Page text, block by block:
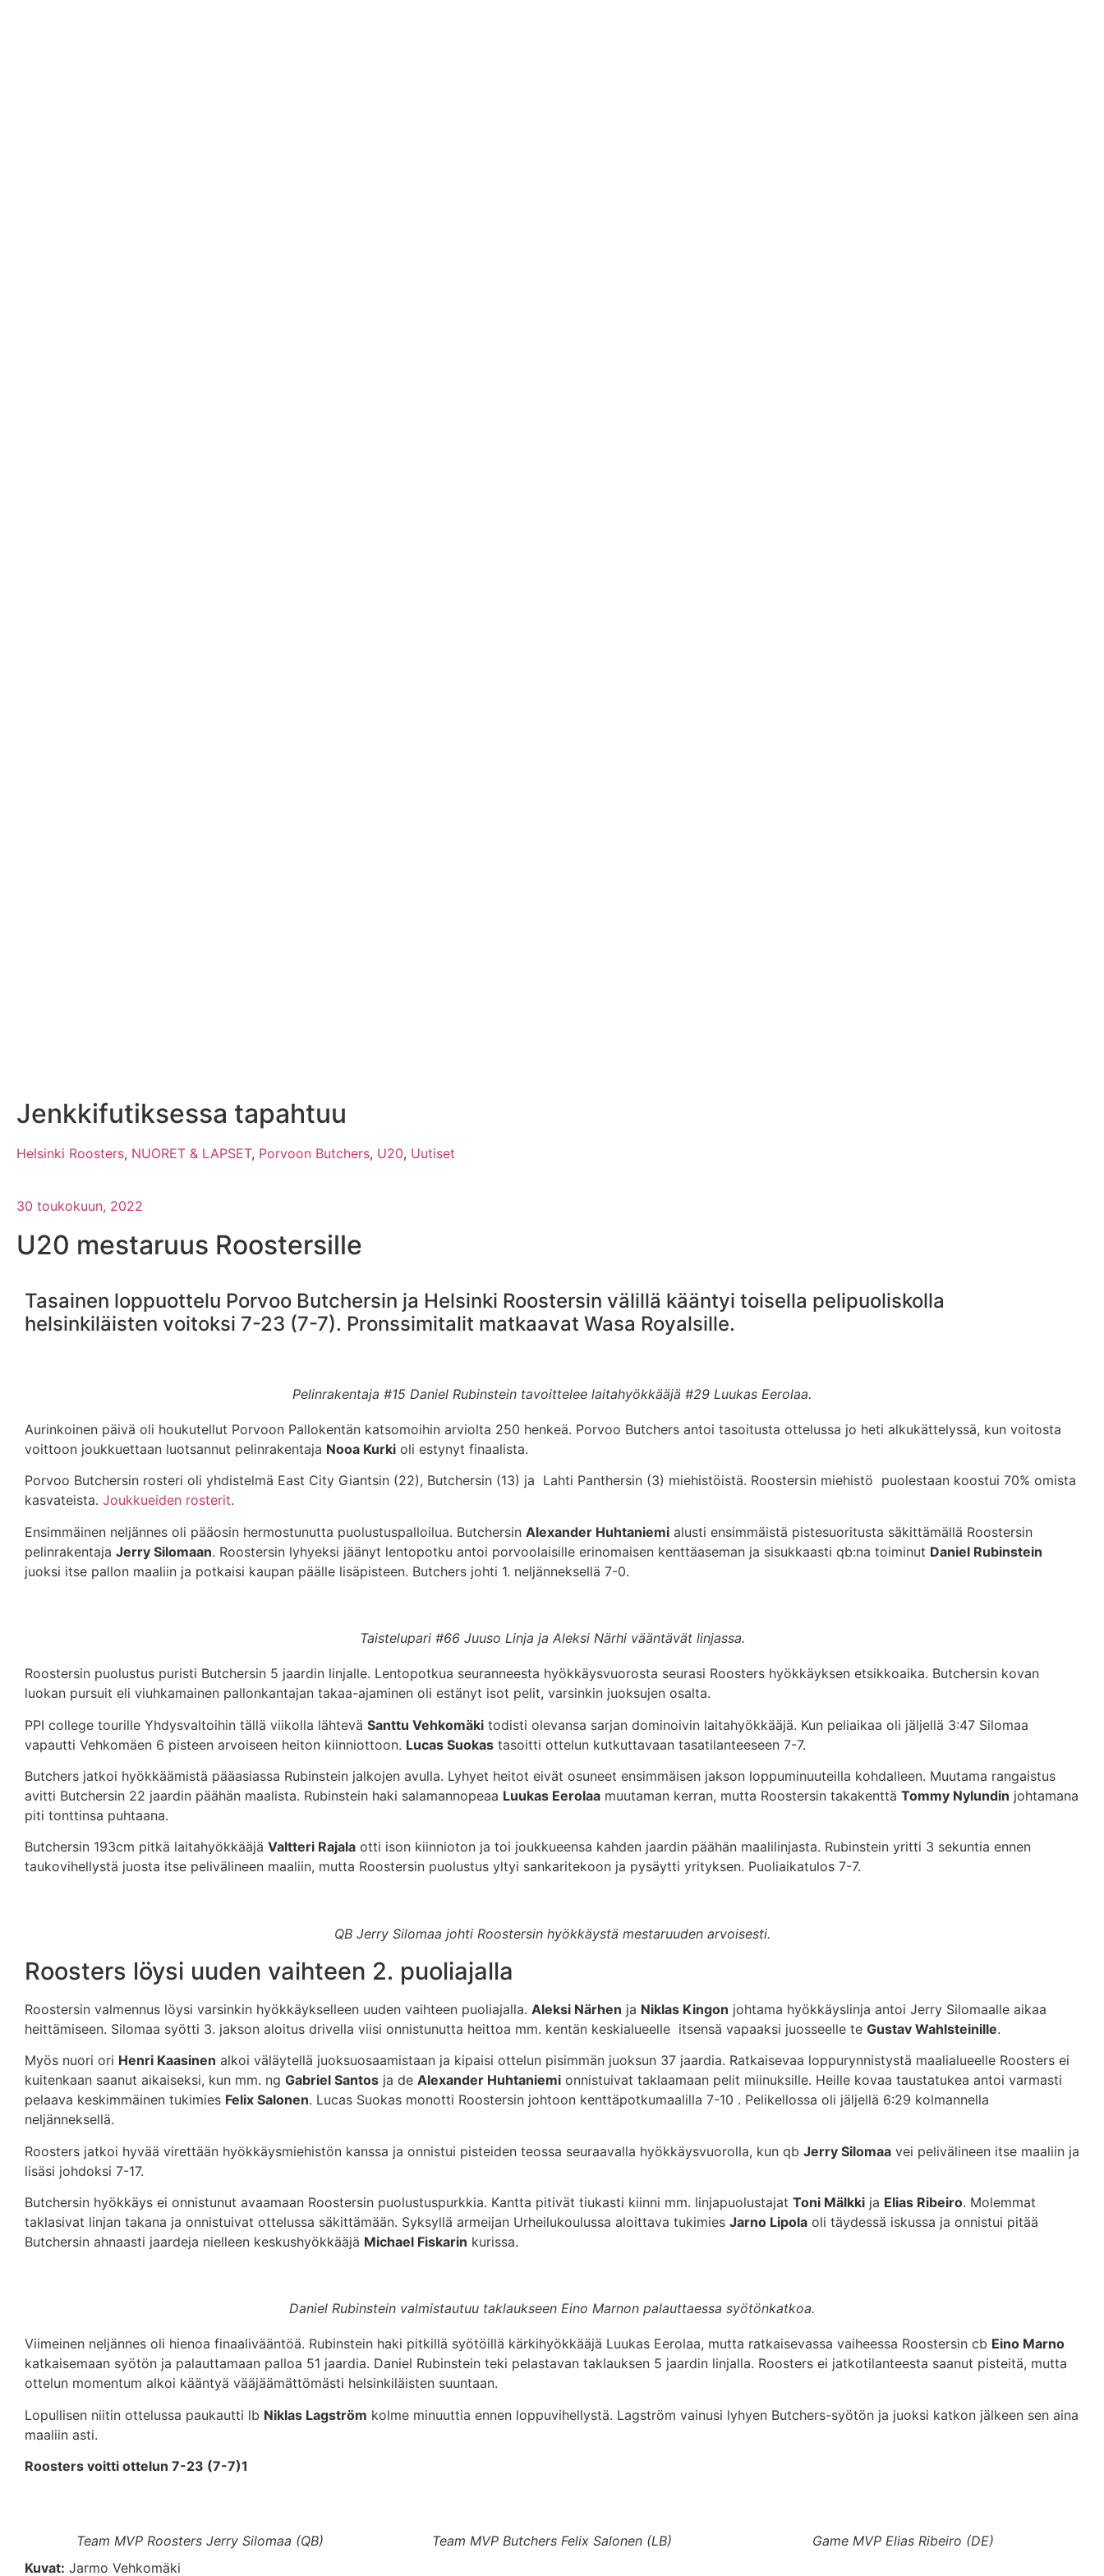
Jenkkifutiksessa tapahtuu
Helsinki Roosters, NUORET & LAPSET, Porvoon Butchers, U20, Uutiset
30 toukokuun, 2022
U20 mestaruus Roostersille
Tasainen loppuottelu Porvoo Butchersin ja Helsinki Roostersin välillä kääntyi toisella pelipuoliskolla
helsinkiläisten voitoksi 7-23 (7-7). Pronssimitalit matkaavat Wasa Royalsille.
Pelinrakentaja #15 Daniel Rubinstein tavoittelee laitahyökkääjä #29 Luukas Eerolaa.
Aurinkoinen päivä oli houkutellut Porvoon Pallokentän katsomoihin arviolta 250 henkeä. Porvoo Butchers antoi tasoitusta ottelussa jo heti alkukättelyssä, kun voitosta
voittoon joukkuettaan luotsannut pelinrakentaja Nooa Kurki oli estynyt finaalista.
Porvoo Butchersin rosteri oli yhdistelmä East City Giantsin (22), Butchersin (13) ja Lahti Panthersin (3) miehistöistä. Roostersin miehistö puolestaan koostui 70% omista
kasvateista. Joukkueiden rosterit.
Ensimmäinen neljännes oli pääosin hermostunutta puolustuspalloilua. Butchersin Alexander Huhtaniemi alusti ensimmäistä pistesuoritusta säkittämällä Roostersin
pelinrakentaja Jerry Silomaan. Roostersin lyhyeksi jäänyt lentopotku antoi porvoolaisille erinomaisen kenttäaseman ja sisukkaasti qb:na toiminut Daniel Rubinstein
juoksi itse pallon maaliin ja potkaisi kaupan päälle lisäpisteen. Butchers johti 1. neljänneksellä 7-0.
Taistelupari #66 Juuso Linja ja Aleksi Närhi vääntävät linjassa.
Roostersin puolustus puristi Butchersin 5 jaardin linjalle. Lentopotkua seuranneesta hyökkäysvuorosta seurasi Roosters hyökkäyksen etsikkoaika. Butchersin kovan
luokan pursuit eli viuhkamainen pallonkantajan takaa-ajaminen oli estänyt isot pelit, varsinkin juoksujen osalta.
PPI college tourille Yhdysvaltoihin tällä viikolla lähtevä Santtu Vehkomäki todisti olevansa sarjan dominoivin laitahyökkääjä. Kun peliaikaa oli jäljellä 3:47 Silomaa
vapautti Vehkomäen 6 pisteen arvoiseen heiton kiinniottoon. Lucas Suokas tasoitti ottelun kutkuttavaan tasatilanteeseen 7-7.
Butchers jatkoi hyökkäämistä pääasiassa Rubinstein jalkojen avulla. Lyhyet heitot eivät osuneet ensimmäisen jakson loppuminuuteilla kohdalleen. Muutama rangaistus
avitti Butchersin 22 jaardin päähän maalista. Rubinstein haki salamannopeaa Luukas Eerolaa muutaman kerran, mutta Roostersin takakenttä Tommy Nylundin johtamana
piti tonttinsa puhtaana.
Butchersin 193cm pitkä laitahyökkääjä Valtteri Rajala otti ison kiinnioton ja toi joukkueensa kahden jaardin päähän maalilinjasta. Rubinstein yritti 3 sekuntia ennen
taukovihellystä juosta itse pelivälineen maaliin, mutta Roostersin puolustus yltyi sankaritekoon ja pysäytti yrityksen. Puoliaikatulos 7-7.
QB Jerry Silomaa johti Roostersin hyökkäystä mestaruuden arvoisesti.
Roosters löysi uuden vaihteen 2. puoliajalla
Roostersin valmennus löysi varsinkin hyökkäykselleen uuden vaihteen puoliajalla. Aleksi Närhen ja Niklas Kingon johtama hyökkäyslinja antoi Jerry Silomaalle aikaa
heittämiseen. Silomaa syötti 3. jakson aloitus drivella viisi onnistunutta heittoa mm. kentän keskialueelle itsensä vapaaksi juosseelle te Gustav Wahlsteinille.
Myös nuori ori Henri Kaasinen alkoi väläytellä juoksuosaamistaan ja kipaisi ottelun pisimmän juoksun 37 jaardia. Ratkaisevaa loppurynnistystä maalialueelle Roosters ei
kuitenkaan saanut aikaiseksi, kun mm. ng Gabriel Santos ja de Alexander Huhtaniemi onnistuivat taklaamaan pelit miinuksille. Heille kovaa taustatukea antoi varmasti
pelaava keskimmäinen tukimies Felix Salonen. Lucas Suokas monotti Roostersin johtoon kenttäpotkumaalilla 7-10 . Pelikellossa oli jäljellä 6:29 kolmannella
neljänneksellä.
Roosters jatkoi hyvää virettään hyökkäysmiehistön kanssa ja onnistui pisteiden teossa seuraavalla hyökkäysvuorolla, kun qb Jerry Silomaa vei pelivälineen itse maaliin ja
lisäsi johdoksi 7-17.
Butchersin hyökkäys ei onnistunut avaamaan Roostersin puolustuspurkkia. Kantta pitivät tiukasti kiinni mm. linjapuolustajat Toni Mälkki ja Elias Ribeiro. Molemmat
taklasivat linjan takana ja onnistuivat ottelussa säkittämään. Syksyllä armeijan Urheilukoulussa aloittava tukimies Jarno Lipola oli täydessä iskussa ja onnistui pitää
Butchersin ahnaasti jaardeja nielleen keskushyökkääjä Michael Fiskarin kurissa.
Daniel Rubinstein valmistautuu taklaukseen Eino Marnon palauttaessa syötönkatkoa.
Viimeinen neljännes oli hienoa finaalivääntöä. Rubinstein haki pitkillä syötöillä kärkihyökkääjä Luukas Eerolaa, mutta ratkaisevassa vaiheessa Roostersin cb Eino Marno
katkaisemaan syötön ja palauttamaan palloa 51 jaardia. Daniel Rubinstein teki pelastavan taklauksen 5 jaardin linjalla. Roosters ei jatkotilanteesta saanut pisteitä, mutta
ottelun momentum alkoi kääntyä vääjäämättömästi helsinkiläisten suuntaan.
Lopullisen niitin ottelussa paukautti lb Niklas Lagström kolme minuuttia ennen loppuvihellystä. Lagström vainusi lyhyen Butchers-syötön ja juoksi katkon jälkeen sen aina
maaliin asti.
Roosters voitti ottelun 7-23 (7-7)1
Team MVP Roosters Jerry Silomaa (QB) Team MVP Butchers Felix Salonen (LB)
Game MVP Elias Ribeiro (DE)
Kuvat: Jarmo Vehkomäki